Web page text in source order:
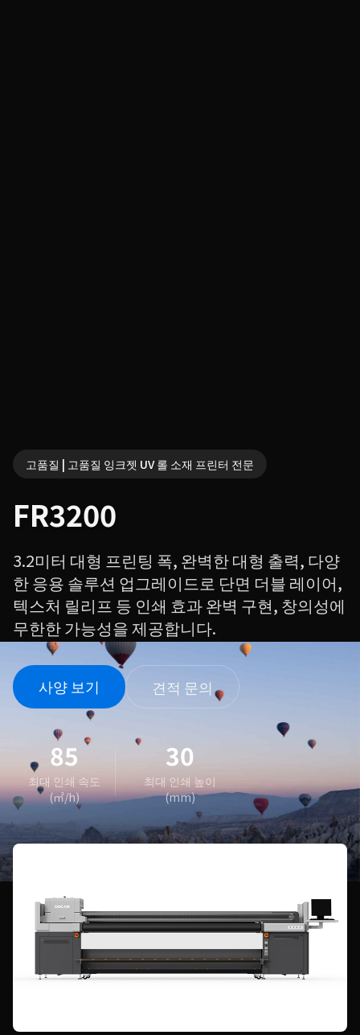
고품질 | 고품질 잉크젯 UV 롤 소재 프린터 전문
FR3200
3.2미터 대형 프린팅 폭, 완벽한 대형 출력, 다양
한 응용 솔루션 업그레이드로 단면 더블 레이어,
텍스처 릴리프 등 인쇄 효과 완벽 구현, 창의성에
무한한 가능성을 제공합니다.
사양 보기 견적 문의
85
최대 인쇄 속도
(㎡/h)
30
최대 인쇄 높이
(mm)